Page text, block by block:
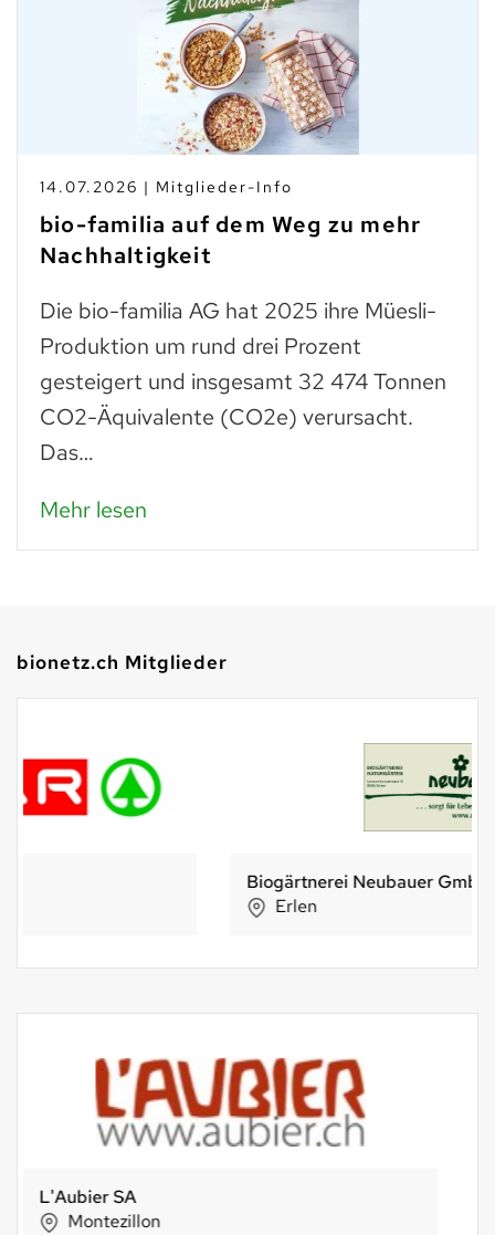
14.07.2026 | Mitglieder-Info
bio-familia auf dem Weg zu mehr
Nachhaltigkeit
Die bio-familia AG hat 2025 ihre Müesli-
Produktion um rund drei Prozent
gesteigert und insgesamt 32 474 Tonnen
CO2-Äquivalente (CO2e) verursacht.
Das…
Mehr lesen
bionetz.ch Mitglieder
Biogärtnerei Neubauer GmbH
Bio Casa 5 Stelle – Bellinzona
Bellinzona